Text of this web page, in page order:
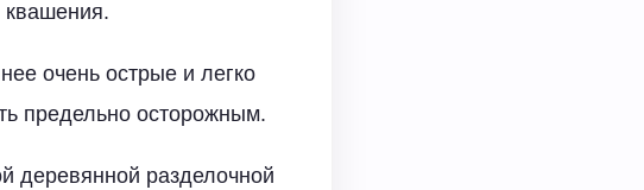
квашения.
очень острые и легко
предельно осторожным.
деревянной разделочной